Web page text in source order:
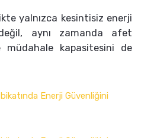
yalnızca kesintisiz enerji
değil, aynı zamanda afet
müdahale kapasitesini de